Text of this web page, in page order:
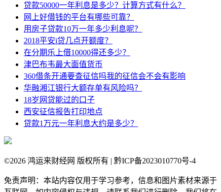
贷款50000一年利息是多少？计算方式有什么？
网上好借钱的平台有哪些可靠？
用房子贷款10万一年多少利息呢？
2018平安i贷几点开额度？
在分期乐上借10000得还多少？
津巴布韦最大面值货币
360借条开通要查征信吗我的征信会不会有影响
华融湘江银行大额存单有风险吗？
18岁网贷能过的口子
西安征信报告打印地点
贷款1万元一年利息大约是多少？
©2026 鸿运来财经网 版权所有 | 黔ICP备2023010770号-4
免责声明：本站内容仅用于学习参考，信息和图片素材来源于